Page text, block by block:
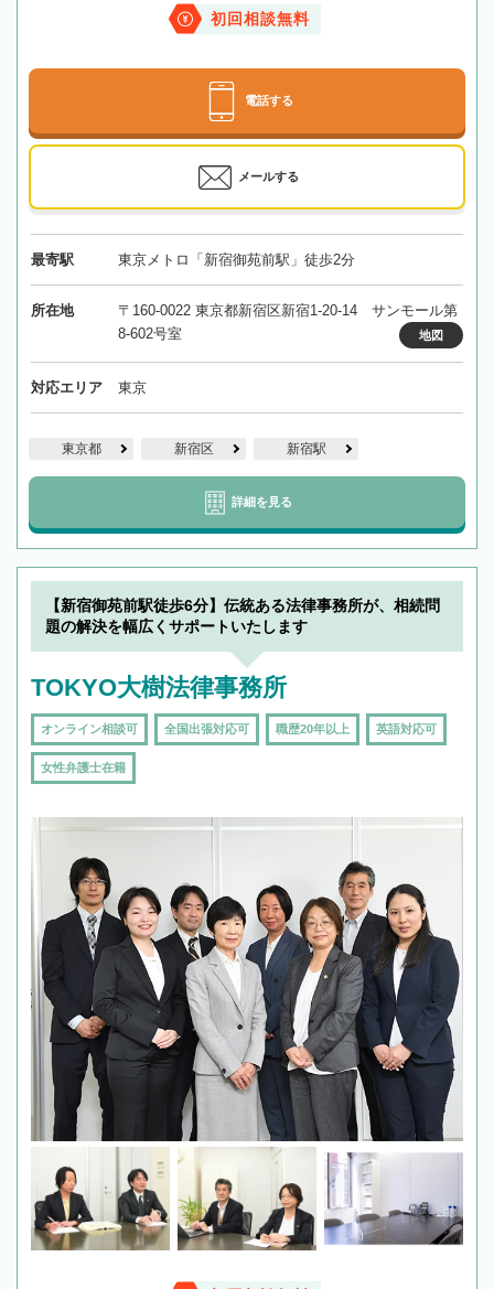
初回相談無料
電話する
メールする
最寄駅 東京メトロ「新宿御苑前駅」徒歩2分
所在地
〒160-0022 東京都新宿区新宿1-20-14 サンモール第
8-602号室
地図
対応エリア 東京
東京都 新宿区 新宿駅
詳細を見る
【新宿御苑前駅徒歩6分】伝統ある法律事務所が、相続問
題の解決を幅広くサポートいたします
TOKYO大樹法律事務所
オンライン相談可 全国出張対応可 職歴20年以上 英語対応可
女性弁護士在籍